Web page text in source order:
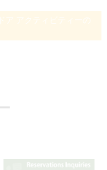
ア アクティビティーの